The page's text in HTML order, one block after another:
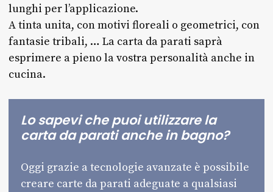
lunghi per l’applicazione.
A tinta unita, con motivi floreali o geometrici, con
fantasie tribali, … La carta da parati saprà
esprimere a pieno la vostra personalità anche in
cucina.
Lo sapevi che puoi utilizzare la
carta da parati anche in bagno?
Oggi grazie a tecnologie avanzate è possibile
creare carte da parati adeguate a qualsiasi